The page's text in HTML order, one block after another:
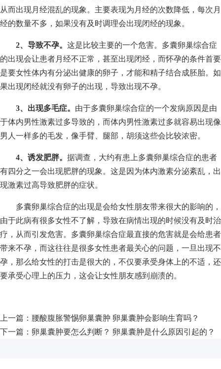
从而出现月经混乱的现象。主要表现为月经的次数降低，每次月
经的数量不多，如果没有及时调理会出现闭经的现象。
2、导致不孕。 这是比较主要的一个危害。多囊卵巢综合症
的出现会让患者月经不正常，甚至出现闭经，而怀孕的条件首要
是要女性体内有分泌出健康的卵子，才能和精子结合成胚胎。如
果出现闭经就没有卵子的出现，导致出现不孕。
3、出现多毛症。 由于多囊卵巢综合症的一个发病原因是由
于体内男性激素过多导致的，而体内男性激素过多就容易出现像
男人一样多的毛发，像手臂、腿部，胡须这些会比较浓密。
4、诱发肥胖。 据调查，大约有患上多囊卵巢综合症的患者
有四分之一会出现肥胖的现象。这是因为体内激素分泌紊乱，出
现激素过高导致肥胖的症状。
多囊卵巢综合症的出现是会给女性朋友带来很大的影响的，
由于此病有很多女性不了解，导致在病情出现的时候没有及时治
疗，从而引发危害。多囊卵巢综合症最直接的危害就是会给患者
带来不孕，而这往往是很多女性患者最关心的问题，一旦出现不
孕，那么给女性的打击是很大的，不仅要承受身体上的不适，还
要承受心理上的压力，这会让女性朋友感到崩溃的。
上一篇： 腰酸腹胀警惕卵巢囊肿 卵巢囊肿会影响生育吗？
下一篇： 卵巢囊肿要怎么判断？ 卵巢囊肿是什么原因引起的？